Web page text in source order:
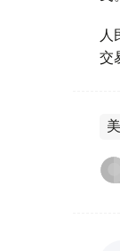
人
交